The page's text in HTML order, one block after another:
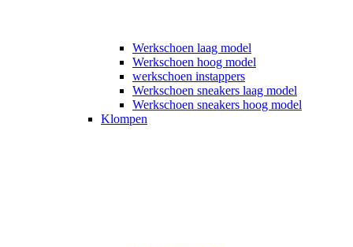
Werkschoen laag model
Werkschoen hoog model
werkschoen instappers
Werkschoen sneakers laag model
Werkschoen sneakers hoog model
Klompen